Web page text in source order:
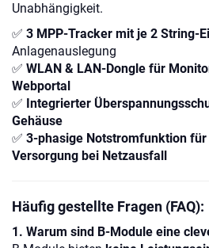
Unabhängigkeit.
✅ 3 MPP-Tracker mit je 2 String-
Anlagenauslegung
✅ WLAN & LAN-Dongle für
Webportal
✅ Integrierter
Gehäuse
✅ 3-phasige Notstromfunktion
Versorgung bei Netzausfall
Häufig gestellte Fragen (FAQ):
1. Warum sind B-Module eine